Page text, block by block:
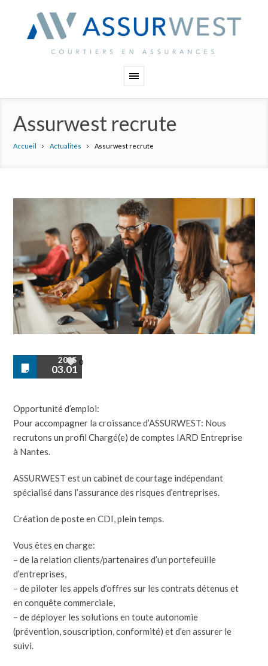
Assurwest recrute
Accueil Actualités Assurwest recrute
2025
03.01
0
Opportunité d’emploi:
Pour accompagner la croissance d’ASSURWEST: Nous
recrutons un profil Chargé(e) de comptes IARD Entreprise
à Nantes.
ASSURWEST est un cabinet de courtage indépendant
spécialisé dans l’assurance des risques d’entreprises.
Création de poste en CDI, plein temps.
Vous êtes en charge:
– de la relation clients/partenaires d’un portefeuille
d’entreprises,
– de piloter les appels d’offres sur les contrats détenus et
en conquête commerciale,
– de déployer les solutions en toute autonomie
(prévention, souscription, conformité) et d’en assurer le
suivi.